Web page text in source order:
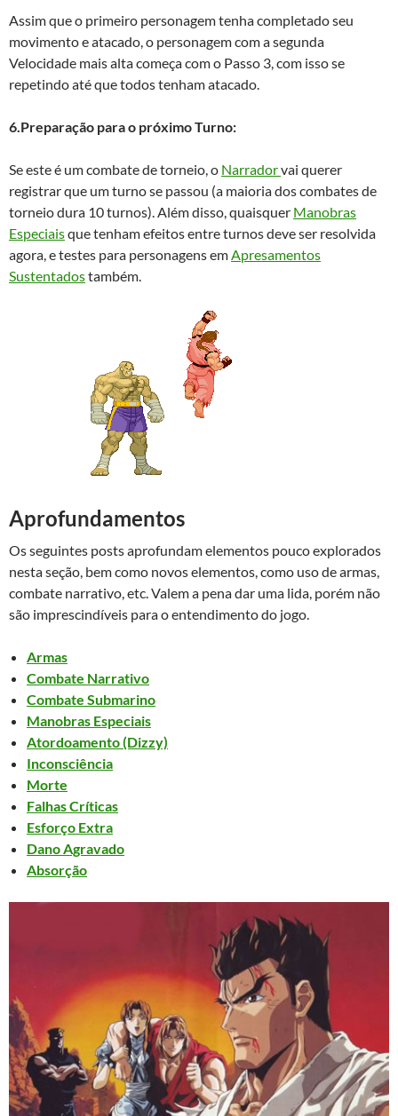
Assim que o primeiro personagem tenha completado seu
movimento e atacado, o personagem com a segunda
Velocidade mais alta começa com o Passo 3, com isso se
repetindo até que todos tenham atacado.
6.Preparação para o próximo Turno:
Se este é um combate de torneio, o Narradorvai querer
registrar que um turno se passou (a maioria dos combates de
torneio dura 10 turnos). Além disso, quaisquer Manobras
Especiaisque tenham efeitos entre turnos deve ser resolvida
agora, e testes para personagens emApresamentos
Sustentadostambém.
Aprofundamentos
Os seguintes posts aprofundam elementos pouco explorados
nesta seção, bem como novos elementos, como uso de armas,
combate narrativo, etc. Valem a pena dar uma lida, porém não
são imprescindíveis para o entendimento do jogo.
Armas
Combate Narrativo
Combate Submarino
Manobras Especiais
Atordoamento (Dizzy)
Inconsciência
Morte
Falhas Críticas
Esforço Extra
Dano Agravado
Absorção